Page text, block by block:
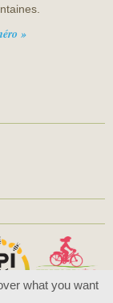
»
what you want